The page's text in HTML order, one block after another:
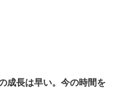
成長は早い。今の時間を